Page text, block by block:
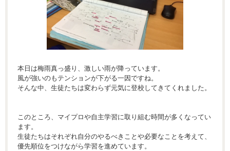
本日は梅雨真っ盛り、激しい雨が降っています。
風が強いのもテンションが下がる一因ですね。
そんな中、生徒たちは変わらず元気に登校してきてくれました。
このところ、マイプロや自主学習に取り組む時間が多くなってい
ます。
生徒たちはそれぞれ自分のやるべきことや必要なことを考えて、
優先順位をつけながら学習を進めています。